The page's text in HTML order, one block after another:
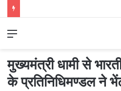
Menu
मुख्यमंत्री धामी से
के प्रतिनिधिमण्डल ने